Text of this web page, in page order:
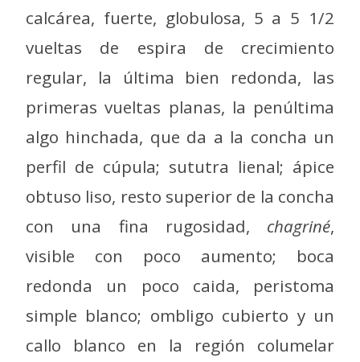
calcárea, fuerte, globulosa, 5 a 5 1/2
vueltas de espira de crecimiento
regular, la última bien redonda, las
primeras vueltas planas, la penúltima
algo hinchada, que da a la concha un
perfil de cúpula; sututra lienal; ápice
obtuso liso, resto superior de la concha
con una fina rugosidad, chagriné,
visible con poco aumento; boca
redonda un poco caida, peristoma
simple blanco; ombligo cubierto y un
callo blanco en la región columelar